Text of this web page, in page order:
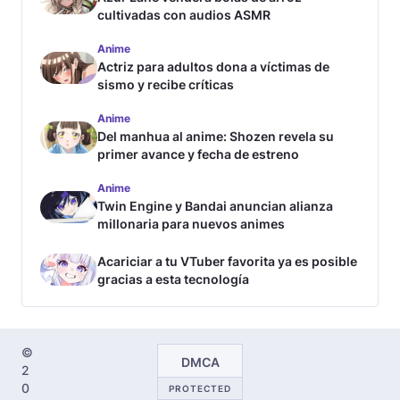
cultivadas con audios ASMR
Anime
Actriz para adultos dona a víctimas de
sismo y recibe críticas
Anime
Del manhua al anime: Shozen revela su
primer avance y fecha de estreno
Anime
Twin Engine y Bandai anuncian alianza
millonaria para nuevos animes
Acariciar a tu VTuber favorita ya es posible
gracias a esta tecnología
©
2
0
DMCA
PROTECTED